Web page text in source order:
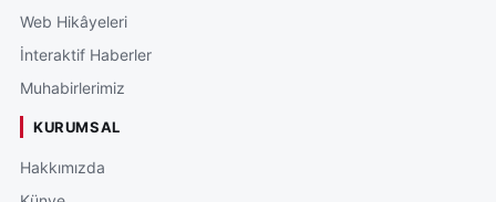
Web Hikâyeleri
İnteraktif Haberler
Muhabirlerimiz
KURUMSAL
Hakkımızda